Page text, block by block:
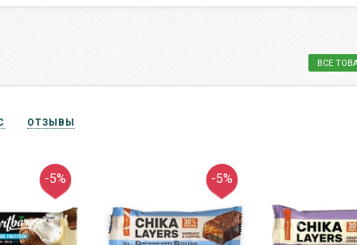
ВСЕ
ОТЗЫВЫ
-5% -5%